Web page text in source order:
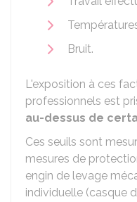
Bruit.
L'exposition à ces
professionnels est
au-dessus de
Ces seuils sont
mesures de
engin de levage
individuelle (casque